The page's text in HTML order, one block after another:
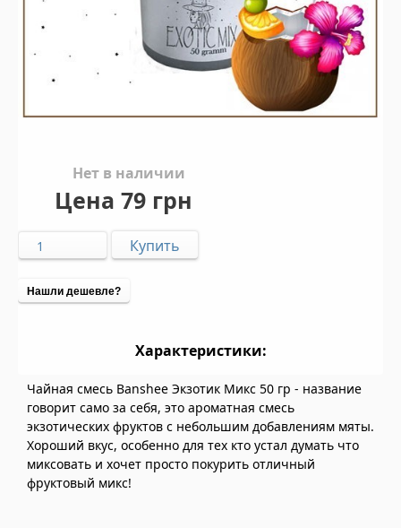
Нет в наличии
Цена 79 грн
Нашли дешевле?
Характеристики:
Чайная смесь Banshee Экзотик Микс 50 гр - название
говорит само за себя, это ароматная смесь
экзотических фруктов с небольшим добавлениям мяты.
Хороший вкус, особенно для тех кто устал думать что
миксовать и хочет просто покурить отличный
фруктовый микс!